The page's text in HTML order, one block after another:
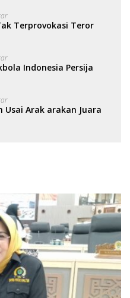
Terprovokasi Teror
Indonesia Persija
Usai Arak arakan Juara